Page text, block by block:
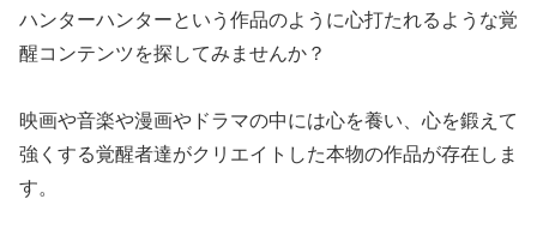
ハンターハンターという作品のように心打たれるような覚
醒コンテンツを探してみませんか？
映画や音楽や漫画やドラマの中には心を養い、心を鍛えて
強くする覚醒者達がクリエイトした本物の作品が存在しま
す。